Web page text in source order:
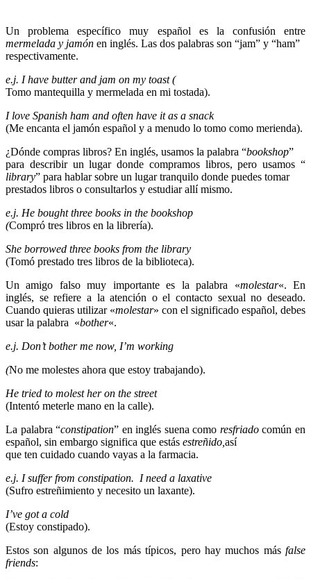
Un problema específico muy español es la confusión entre
mermelada y jamón en inglés. Las dos palabras son “jam” y “ham”
respectivamente.
e.j. I have butter and jam on my toast (
Tomo mantequilla y mermelada en mi tostada).
I love Spanish ham and often have it as a snack
(Me encanta el jamón español y a menudo lo tomo como merienda).
¿Dónde compras libros? En inglés, usamos la palabra “bookshop”
para describir un lugar donde compramos libros, pero usamos “
library” para hablar sobre un lugar tranquilo donde puedes tomar
prestados libros o consultarlos y estudiar allí mismo.
e.j. He bought three books in the bookshop
(Compró tres libros en la librería).
She borrowed three books from the library
(Tomó prestado tres libros de la biblioteca).
Un amigo falso muy importante es la palabra «molestar«. En
inglés, se refiere a la atención o el contacto sexual no deseado.
Cuando quieras utilizar «molestar» con el significado español, debes
usar la palabra «bother«.
e.j. Don’t bother me now, I’m working
(No me molestes ahora que estoy trabajando).
He tried to molest her on the street
(Intentó meterle mano en la calle).
La palabra “constipation” en inglés suena como resfriadocomún en
español, sin embargo significa que estás estreñido, así
que ten cuidado cuando vayas a la farmacia.
e.j. I suffer from constipation. I need a laxative
(Sufro estreñimiento y necesito un laxante).
I’ve got a cold
(Estoy constipado).
Estos son algunos de los más típicos, pero hay muchos más false
friends: